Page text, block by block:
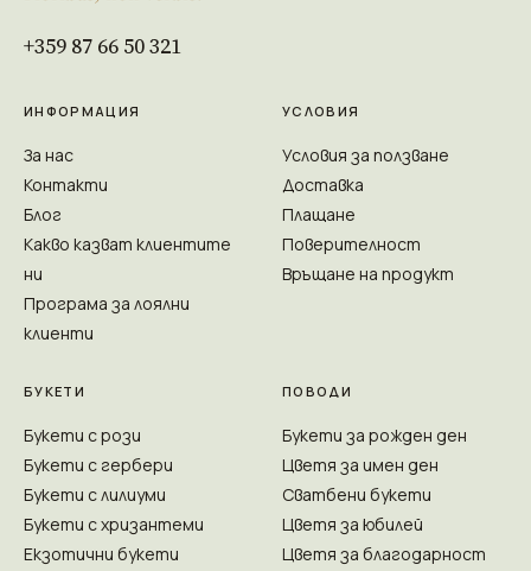
+359 87 66 50 321
ИНФОРМАЦИЯ
За нас
Контакти
Блог
Какво казват клиентите
ни
Програма за лоялни
клиенти
УСЛОВИЯ
Условия за ползване
Доставка
Плащане
Поверителност
Връщане на продукт
БУКЕТИ
Букети с рози
Букети с гербери
Букети с лилиуми
Букети с хризантеми
Екзотични букети
ПОВОДИ
Букети за рожден ден
Цветя за имен ден
Сватбени букети
Цветя за юбилей
Цветя за благодарност